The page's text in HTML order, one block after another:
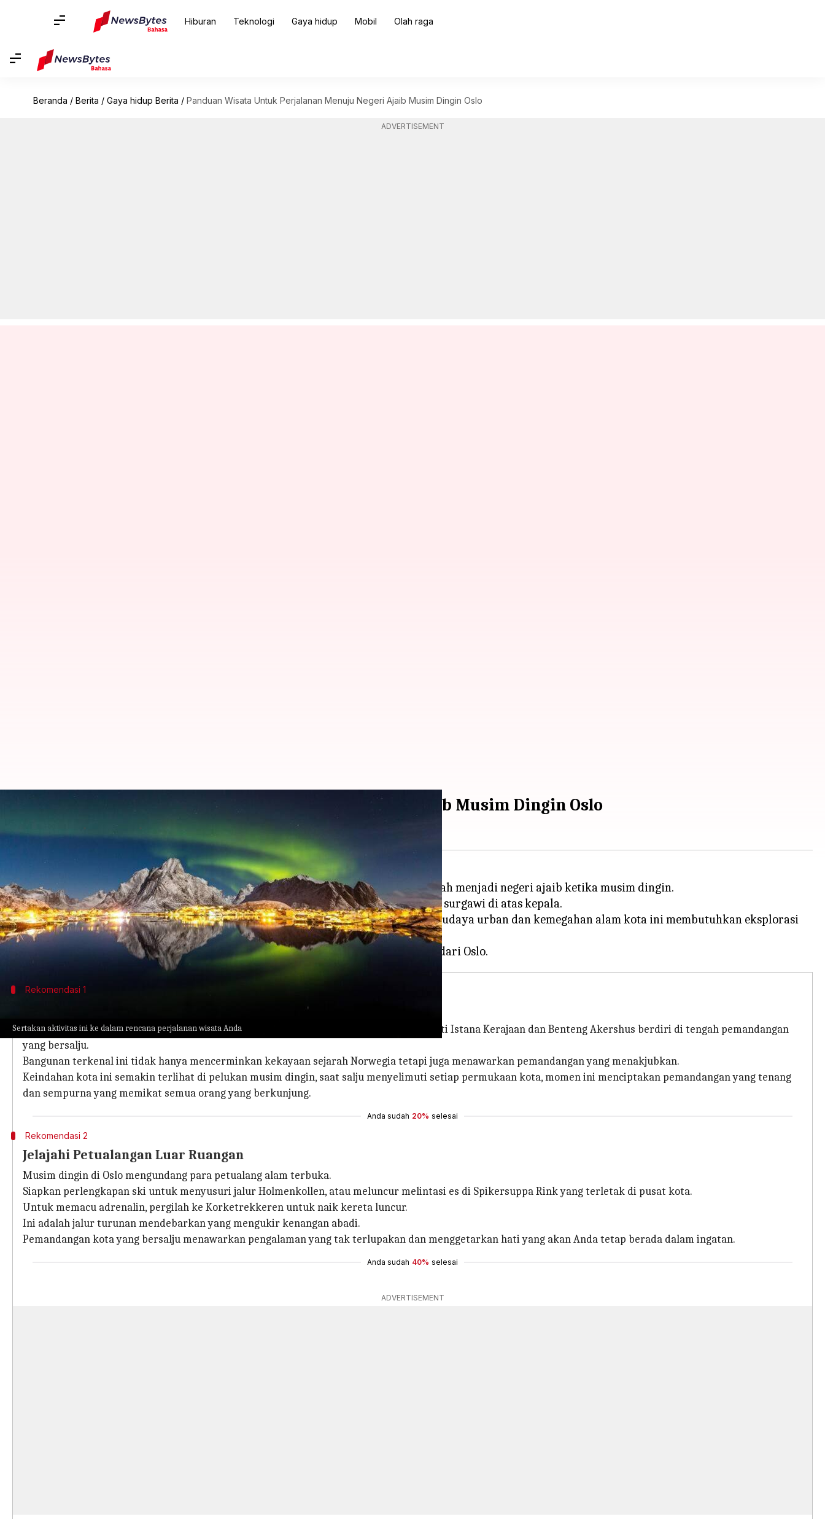
Hiburan Teknologi Gaya hidup Mobil Olah raga
Beranda / Berita / Gaya hidup Berita / Panduan Wisata Untuk Perjalanan Menuju Negeri Ajaib Musim Dingin Oslo
ADVERTISEMENT
Sertakan aktivitas ini ke dalam rencana perjalanan wisata Anda
Panduan Wisata Untuk Perjalanan Menuju Negeri Ajaib Musim Dingin Oslo
Saat hawa dingin Nordik menguasai Oslo, ibu kota kebanggaan Norwegia ini berubah menjadi negeri ajaib ketika musim dingin.
Jalanan menjadi kanvas yang ditaburi salju, dan cahaya utara menampilkan tarian surgawi di atas kepala.
Inilah saatnya kafe-kafe yang nyaman mengundang Anda, dan perpaduan antara budaya urban dan kemegahan alam kota ini membutuhkan eksplorasi
alam terbuka.
Rekomendasi 1
Berjalan-jalanlah dengan santai di jantung kota Oslo, tempat keajaiban bersejarah seperti Istana Kerajaan dan Benteng Akershus berdiri di tengah pemandangan
yang bersalju.
Bangunan terkenal ini tidak hanya mencerminkan kekayaan sejarah Norwegia tetapi juga menawarkan pemandangan yang menakjubkan.
Keindahan kota ini semakin terlihat di pelukan musim dingin, saat salju menyelimuti setiap permukaan kota, momen ini menciptakan pemandangan yang tenang
dan sempurna yang memikat semua orang yang berkunjung.
Anda sudah 20% selesai
Rekomendasi 2
Jelajahi Petualangan Luar Ruangan
Musim dingin di Oslo mengundang para petualang alam terbuka.
Siapkan perlengkapan ski untuk menyusuri jalur Holmenkollen, atau meluncur melintasi es di Spikersuppa Rink yang terletak di pusat kota.
Untuk memacu adrenalin, pergilah ke Korketrekkeren untuk naik kereta luncur.
Ini adalah jalur turunan mendebarkan yang mengukir kenangan abadi.
Pemandangan kota yang bersalju menawarkan pengalaman yang tak terlupakan dan menggetarkan hati yang akan Anda tetap berada dalam ingatan.
Anda sudah 40% selesai
ADVERTISEMENT